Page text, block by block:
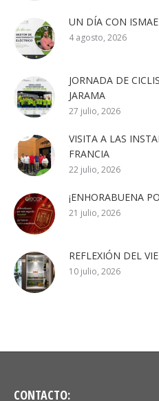
UN DÍA CON
4 agosto, 2026
JORNADA DE
JARAMA
27 julio, 2026
VISITA A LAS
FRANCIA
22 julio, 2026
¡ENHORABUENA
21 julio, 2026
REFLEXIÓN DEL
10 julio, 2026
CONTACTO: